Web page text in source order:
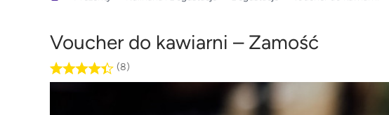
Voucher do kawiarni – Zamość
(8)